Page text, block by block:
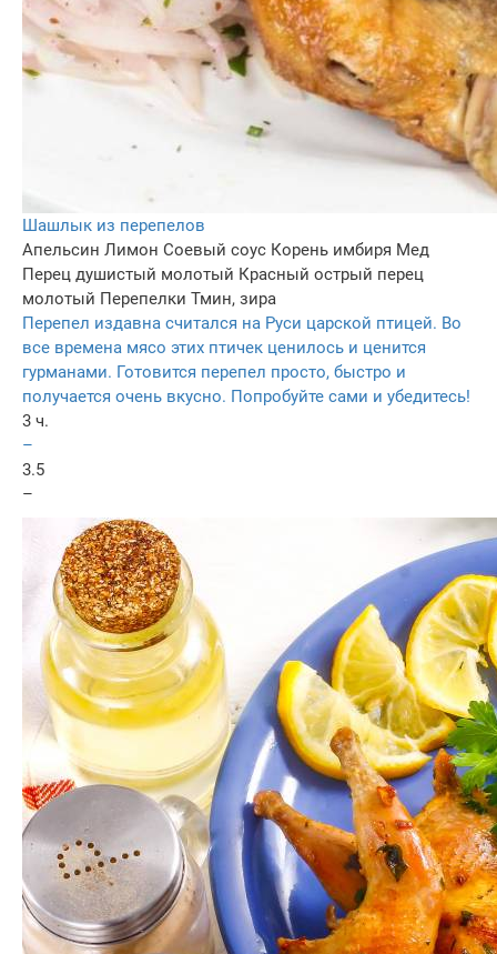
Шашлык из перепелов
Апельсин Лимон Соевый соус Корень имбиря Мед
Перец душистый молотый Красный острый перец
молотый Перепелки Тмин, зира
Перепел издавна считался на Руси царской птицей. Во
все времена мясо этих птичек ценилось и ценится
гурманами. Готовится перепел просто, быстро и
получается очень вкусно. Попробуйте сами и убедитесь!
3 ч.
–
3.5
–